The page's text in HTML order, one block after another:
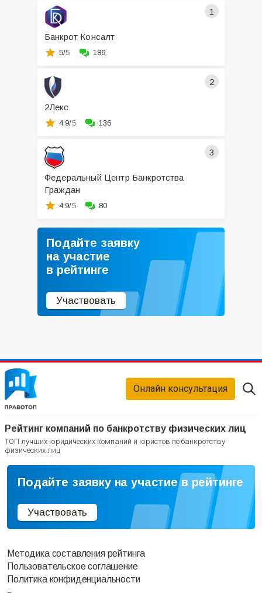
1
Банкрот Консалт
5/5 186
2
2Лекс
4.9/5 136
3
Федеральный Центр Банкротства
Граждан
4.9/5 80
Подайте заявку
на участие
в рейтинге
Участвовать
Рейтинг компаний по банкротству физических лиц
ТОП лучших юридических компаний и юристов по банкротству
физических лиц
Онлайн консультация
Подайте заявку на участие в рейтинге
Участвовать
Методика составления рейтинга
Пользовательское соглашение
Политика конфиденциальности